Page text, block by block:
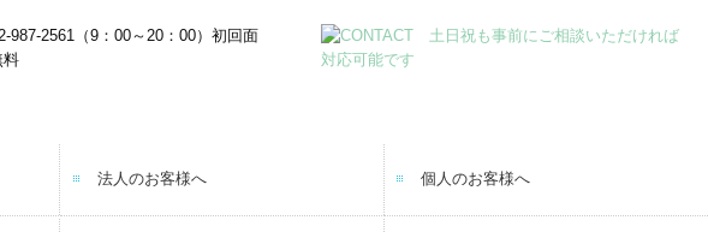
法人のお客様へ 個人のお客様へ